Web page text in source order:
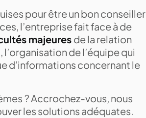
pour être un bon conseiller
l’entreprise fait face à de
majeuresde la relation
de l’équipe qui
d’informations concernant le
? Accrochez-vous, nous
les solutions adéquates.